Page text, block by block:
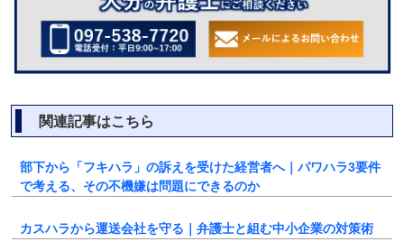
関連記事はこちら
部下から「フキハラ」の訴えを受けた経営者へ｜パワハラ3要件
で考える、その不機嫌は問題にできるのか
カスハラから運送会社を守る｜弁護士と組む中小企業の対策術